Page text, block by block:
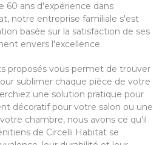
60 ans d'expérience dans
notre entreprise familiale s'est
basée sur la satisfaction de ses
envers l'excellence.
proposés vous permet de trouver
sublimer chaque pièce de votre
une solution pratique pour
décoratif pour votre salon ou une
chambre, nous avons ce qu'il
de Circelli Habitat se